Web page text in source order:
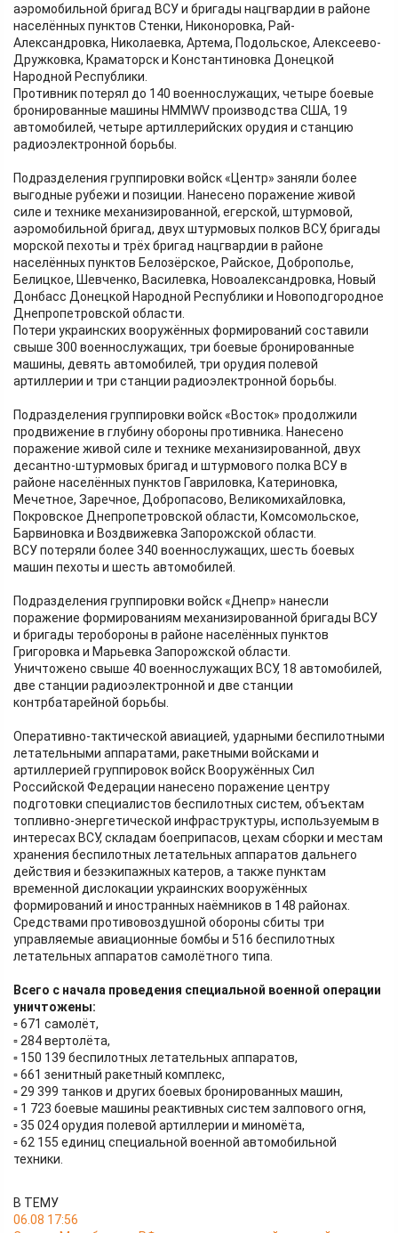
аэромобильной бригад ВСУ и бригады нацгвардии в районе
населённых пунктов Стенки, Никоноровка, Рай-
Александровка, Николаевка, Артема, Подольское, Алексеево-
Дружковка, Краматорск и Константиновка Донецкой
Народной Республики.
Противник потерял до 140 военнослужащих, четыре боевые
бронированные машины HMMWV производства США, 19
автомобилей, четыре артиллерийских орудия и станцию
радиоэлектронной борьбы.
Подразделения группировки войск «Центр» заняли более
выгодные рубежи и позиции. Нанесено поражение живой
силе и технике механизированной, егерской, штурмовой,
аэромобильной бригад, двух штурмовых полков ВСУ, бригады
морской пехоты и трёх бригад нацгвардии в районе
населённых пунктов Белозёрское, Райское, Доброполье,
Белицкое, Шевченко, Василевка, Новоалександровка, Новый
Донбасс Донецкой Народной Республики и Новоподгородное
Днепропетровской области.
Потери украинских вооружённых формирований составили
свыше 300 военнослужащих, три боевые бронированные
машины, девять автомобилей, три орудия полевой
артиллерии и три станции радиоэлектронной борьбы.
Подразделения группировки войск «Восток» продолжили
продвижение в глубину обороны противника. Нанесено
поражение живой силе и технике механизированной, двух
десантно-штурмовых бригад и штурмового полка ВСУ в
районе населённых пунктов Гавриловка, Катериновка,
Мечетное, Заречное, Добропасово, Великомихайловка,
Покровское Днепропетровской области, Комсомольское,
Барвиновка и Воздвижевка Запорожской области.
ВСУ потеряли более 340 военнослужащих, шесть боевых
машин пехоты и шесть автомобилей.
Подразделения группировки войск «Днепр» нанесли
поражение формированиям механизированной бригады ВСУ
и бригады теробороны в районе населённых пунктов
Григоровка и Марьевка Запорожской области.
Уничтожено свыше 40 военнослужащих ВСУ, 18 автомобилей,
две станции радиоэлектронной и две станции
контрбатарейной борьбы.
Оперативно-тактической авиацией, ударными беспилотными
летательными аппаратами, ракетными войсками и
артиллерией группировок войск Вооружённых Сил
Российской Федерации нанесено поражение центру
подготовки специалистов беспилотных систем, объектам
топливно-энергетической инфраструктуры, используемым в
интересах ВСУ, складам боеприпасов, цехам сборки и местам
хранения беспилотных летательных аппаратов дальнего
действия и безэкипажных катеров, а также пунктам
временной дислокации украинских вооружённых
формирований и иностранных наёмников в 148 районах.
Средствами противовоздушной обороны сбиты три
управляемые авиационные бомбы и 516 беспилотных
летательных аппаратов самолётного типа.
Всего с начала проведения специальной военной операции
уничтожены:
▫️ 671 самолёт,
▫️ 284 вертолёта,
▫️ 150 139 беспилотных летательных аппаратов,
▫️ 661 зенитный ракетный комплекс,
▫️ 29 399 танков и других боевых бронированных машин,
▫️ 1 723 боевые машины реактивных систем залпового огня,
▫️ 35 024 орудия полевой артиллерии и миномёта,
▫️ 62 155 единиц специальной военной автомобильной
техники.
В ТЕМУ
06.08 17:56